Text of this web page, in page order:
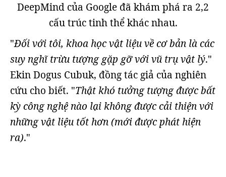
DeepMind của Google đã khám phá ra 2,2
cấu trúc tinh thể khác nhau.
"Đối với tôi, khoa học vật liệu về cơ bản là các
suy nghĩ trừu tượng gặp gỡ với vũ trụ vật lý."
Ekin Dogus Cubuk, đồng tác giả của nghiên
cứu cho biết. "Thật khó tưởng tượng được bất
kỳ công nghệ nào lại không được cải thiện với
những vật liệu tốt hơn (mới được phát hiện
ra)."